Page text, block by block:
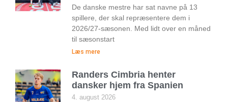
De danske mestre har sat navne på 13
spillere, der skal repræsentere dem i
2026/27-sæsonen. Med lidt over en måned
til sæsonstart
Læs mere
Randers Cimbria henter
dansker hjem fra Spanien
4. august 2026